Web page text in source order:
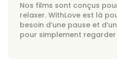
Nos films sont conçus
relaxer. WithLove est là
besoin d’une pause et
pour simplement